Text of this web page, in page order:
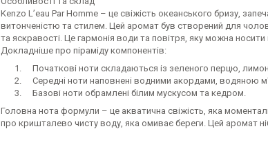
Kenzo L’eau Par Homme – це свіжість океанського бризу,
витонченістю та стилем. Цей аромат був створений для
та яскравості. Це гармонія води та повітря, яку можна носити
Докладніше про піраміду компонентів:
Початкові ноти складаються із зеленого перцю,
Середні ноти наповнені водними акордами, водяною
Базові ноти обрамлені білим мускусом та кедром.
Головна нота формули – це акватична свіжість, яка
про кришталево чисту воду, яка омиває береги. Цей аромат